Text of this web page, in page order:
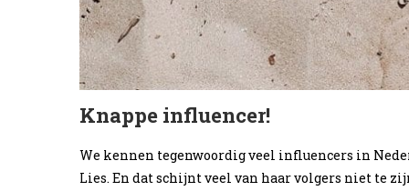
Knappe influencer!
We kennen tegenwoordig veel influencers in
Lies. En dat schijnt veel van haar volgers niet te